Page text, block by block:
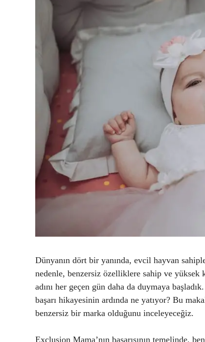
Dünyanın dört bir yanında, evcil hayvan
nedenle, benzersiz özelliklere sahip ve
adını her geçen gün daha da duymaya
başarı hikayesinin ardında ne yatıyor? Bu
benzersiz bir marka olduğunu inceleyeceğiz.
Exclusion Mama’nın başarısının temelinde,